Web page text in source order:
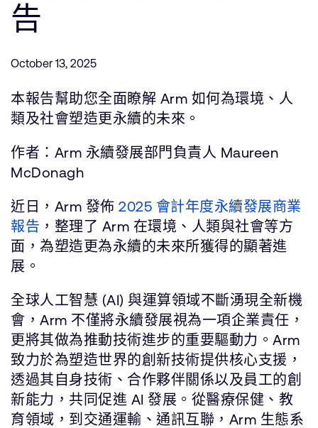
媒體聯絡
研究合作
網站
投資者
Arm 全球總部
110 Fulbourn Road
Cambridge, UK
CB1 9NJ
Tel: + 44(1223) 400 400 [main reception]
Fax: + 44(1223) 400 410
公司資訊
告
October 13, 2025
本報告幫助您全面瞭解 Arm 如何為環境、人
類及社會塑造更永續的未來。
作者：Arm 永續發展部門負責人 Maureen
McDonagh
近日，Arm 發佈 2025 會計年度永續發展商業
報告 ，整理了 Arm 在環境、人類與社會等方
面，為塑造更為永續的未來所獲得的顯著進
展。
全球人工智慧 (AI) 與運算領域不斷湧現全新機
會，Arm 不僅將永續發展視為一項企業責任，
更將其做為推動技術進步的重要驅動力。Arm
致力於為塑造世界的創新技術提供核心支援，
透過其自身技術、合作夥伴關係以及員工的創
新能力，共同促進 AI 發展。從醫療保健、教
育領域，到交通運輸、通訊互聯，Arm 生態系